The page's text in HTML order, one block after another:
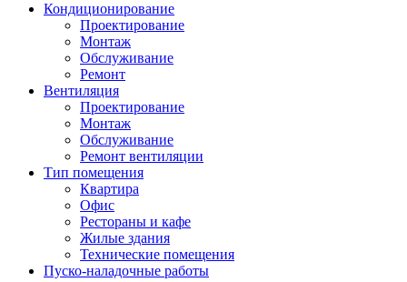
Кондиционирование
Проектирование
Монтаж
Обслуживание
Ремонт
Вентиляция
Проектирование
Монтаж
Обслуживание
Ремонт вентиляции
Тип помещения
Квартира
Офис
Рестораны и кафе
Жилые здания
Технические помещения
Пуско-наладочные работы